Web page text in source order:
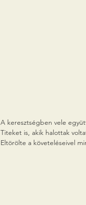
A keresztségben vele
Titeket is, akik halottak
Eltörölte a követeléseivel